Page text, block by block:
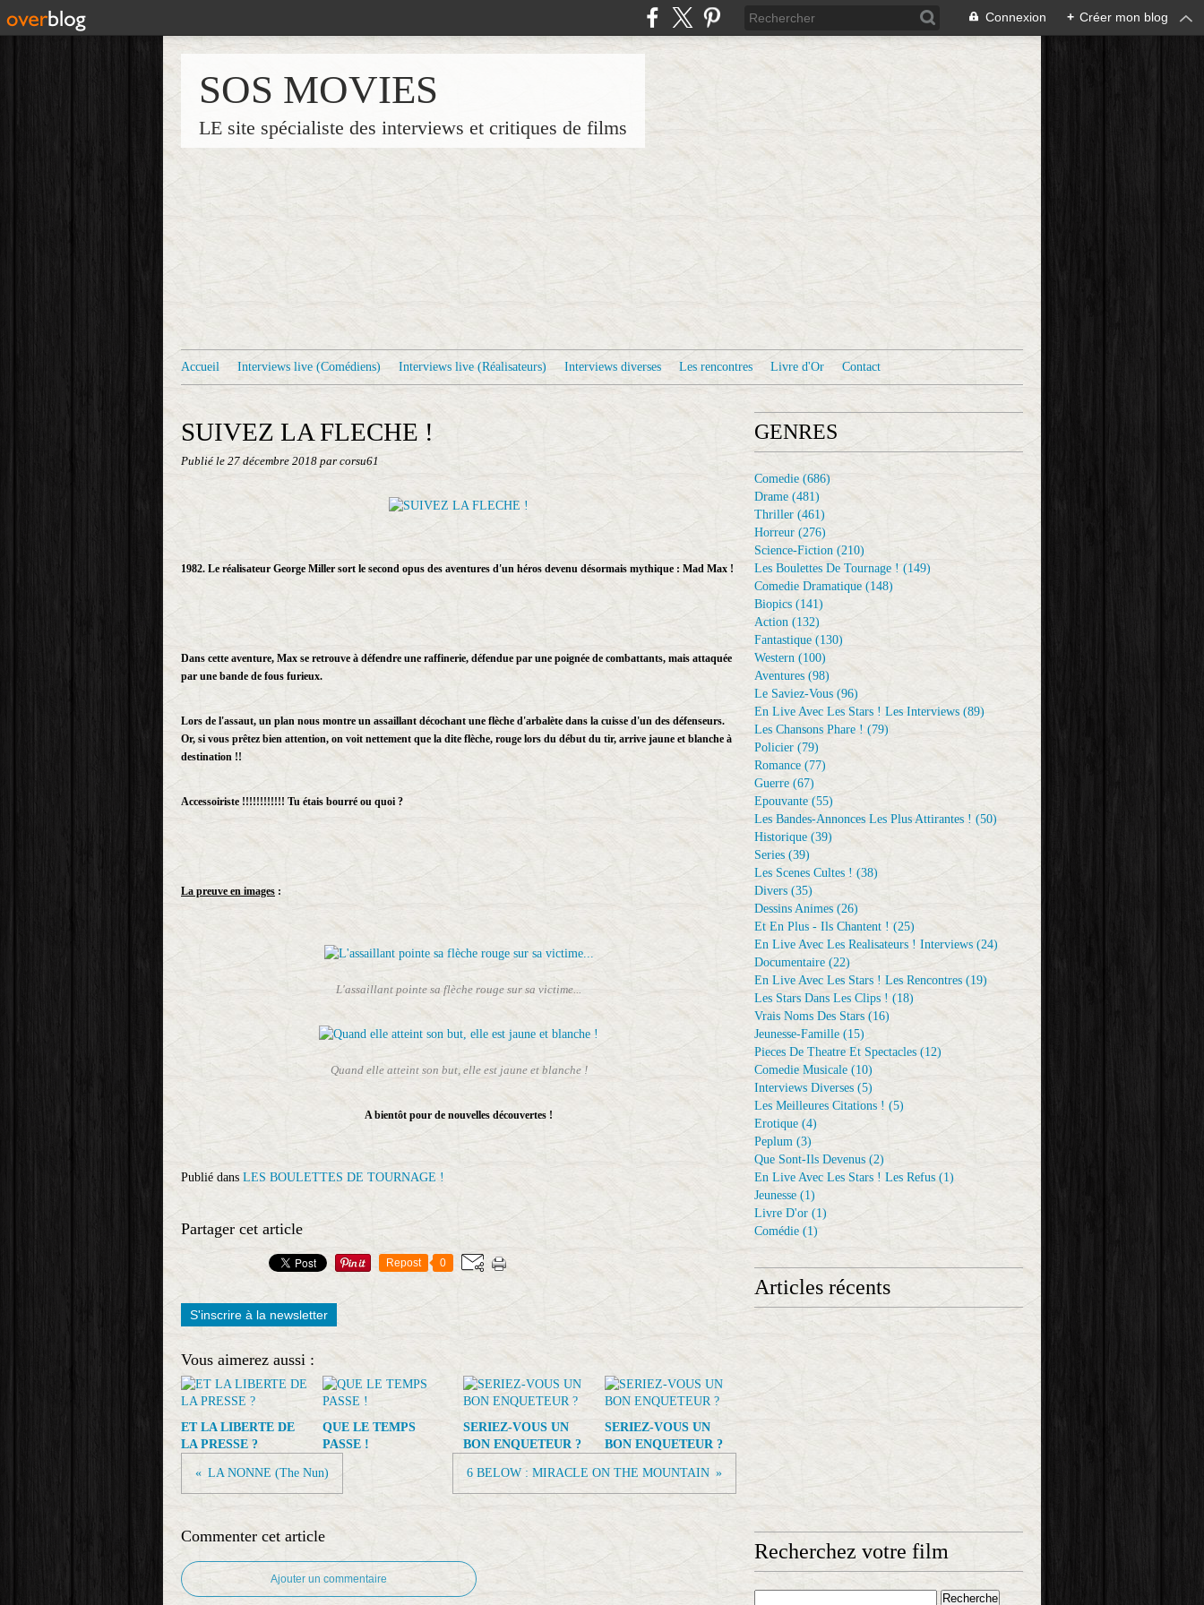
Connexion + Créer mon blog
SOS MOVIES
LE site spécialiste des interviews et critiques de films
Accueil Interviews live (Comédiens) Interviews live (Réalisateurs) Interviews diverses Les rencontres Livre d'Or Contact
SUIVEZ LA FLECHE !
Publié le 27 décembre 2018 par corsu61
1982. Le réalisateur George Miller sort le second opus des aventures d'un héros devenu désormais mythique : Mad Max !
Dans cette aventure, Max se retrouve à défendre une raffinerie, défendue par une poignée de combattants, mais attaquée
par une bande de fous furieux.
Lors de l'assaut, un plan nous montre un assaillant décochant une flèche d'arbalète dans la cuisse d'un des défenseurs.
Or, si vous prêtez bien attention, on voit nettement que la dite flèche, rouge lors du début du tir, arrive jaune et blanche à
destination !!
Accessoiriste !!!!!!!!!!!! Tu étais bourré ou quoi ?
La preuve en images :
L'assaillant pointe sa flèche rouge sur sa victime...
Quand elle atteint son but, elle est jaune et blanche !
A bientôt pour de nouvelles découvertes !
Publié dans LES BOULETTES DE TOURNAGE !
Partager cet article
Repost 0
S'inscrire à la newsletter
Vous aimerez aussi :
ET LA LIBERTE DE
LA PRESSE ?
QUE LE TEMPS
PASSE !
SERIEZ-VOUS UN
BON ENQUETEUR ?
SERIEZ-VOUS UN
BON ENQUETEUR ?
LA NONNE (The Nun) 6 BELOW : MIRACLE ON THE MOUNTAIN
Commenter cet article
Ajouter un commentaire
GENRES
Comedie (686)
Drame (481)
Thriller (461)
Horreur (276)
Science-Fiction (210)
Les Boulettes De Tournage ! (149)
Comedie Dramatique (148)
Biopics (141)
Action (132)
Fantastique (130)
Western (100)
Aventures (98)
Le Saviez-Vous (96)
En Live Avec Les Stars ! Les Interviews (89)
Les Chansons Phare ! (79)
Policier (79)
Romance (77)
Guerre (67)
Epouvante (55)
Les Bandes-Annonces Les Plus Attirantes ! (50)
Historique (39)
Series (39)
Les Scenes Cultes ! (38)
Divers (35)
Dessins Animes (26)
Et En Plus - Ils Chantent ! (25)
En Live Avec Les Realisateurs ! Interviews (24)
Documentaire (22)
En Live Avec Les Stars ! Les Rencontres (19)
Les Stars Dans Les Clips ! (18)
Vrais Noms Des Stars (16)
Jeunesse-Famille (15)
Pieces De Theatre Et Spectacles (12)
Comedie Musicale (10)
Interviews Diverses (5)
Les Meilleures Citations ! (5)
Erotique (4)
Peplum (3)
Que Sont-Ils Devenus (2)
En Live Avec Les Stars ! Les Refus (1)
Jeunesse (1)
Livre D'or (1)
Comédie (1)
Articles récents
Recherchez votre film